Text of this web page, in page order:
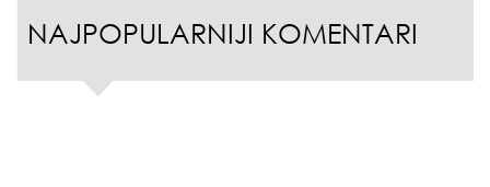
NAJPOPULARNIJI KOMENTARI